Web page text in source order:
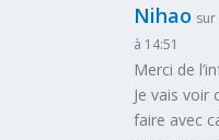
Nihao
à 14:51
Merci de
Je vais voir
faire avec